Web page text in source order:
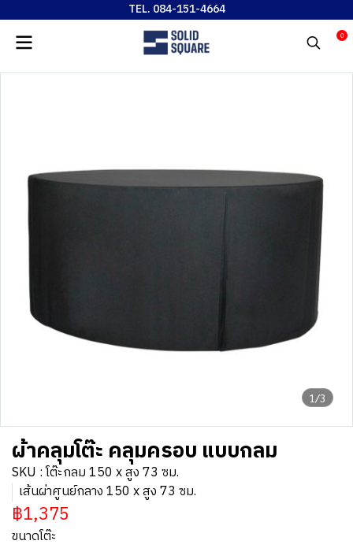
TEL. 084-151-4664
0
1/3
ผ้าคลุมโต๊ะ คลุมครอบ แบบกลม
SKU : โต๊ะกลม 150 x สูง 73 ซม.
เส้นผ่าศูนย์กลาง 150 x สูง 73 ซม.
฿1,375
ขนาดโต๊ะ